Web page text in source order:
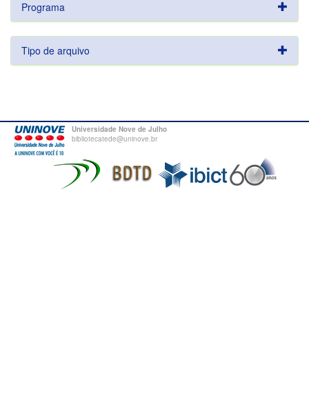
Programa
Tipo de arquivo
Universidade Nove de Julho
bibliotecatede@uninove.br